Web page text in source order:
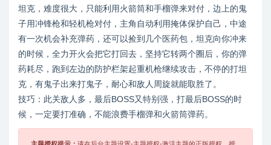
坦克，难度很大，只能利用火箭筒和手榴弹来对付，边上的鬼
子用冲锋枪和轻机枪对付，主角自动利用掩体保护自己，中途
有一次机会补充弹药，还可以捡到几个医药包，坦克向你冲来
的时候，全力开火会把它打回去，坚持它转两个圈后，你的弹
药耗尽，跑到左边的防护栏架起重机枪继续攻击，不停的打坦
克，有鬼子出来打鬼子，耐心和敌人周旋就能取胜了。
技巧：此关敌人多，最后BOSS又特别强，打最后BOSS的时
候，一定要打准确，不能浪费手榴弹和火箭筒弹药。